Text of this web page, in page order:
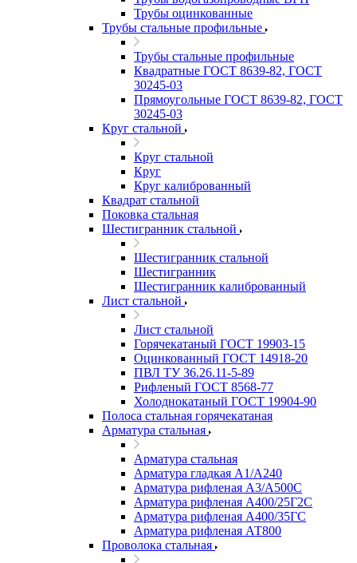
Трубы оцинкованные
Трубы стальные профильные
Трубы стальные профильные
Квадратные ГОСТ 8639-82, ГОСТ
30245-03
Прямоугольные ГОСТ 8639-82, ГОСТ
30245-03
Круг стальной
Круг стальной
Круг
Круг калиброванный
Квадрат стальной
Поковка стальная
Шестигранник стальной
Шестигранник стальной
Шестигранник
Шестигранник калиброванный
Лист стальной
Лист стальной
Горячекатаный ГОСТ 19903-15
Оцинкованный ГОСТ 14918-20
ПВЛ ТУ 36.26.11-5-89
Рифленый ГОСТ 8568-77
Холоднокатаный ГОСТ 19904-90
Полоса стальная горячекатаная
Арматура стальная
Арматура стальная
Арматура гладкая А1/А240
Арматура рифленая А3/А500С
Арматура рифленая А400/25Г2С
Арматура рифленая А400/35ГС
Арматура рифленая АТ800
Проволока стальная